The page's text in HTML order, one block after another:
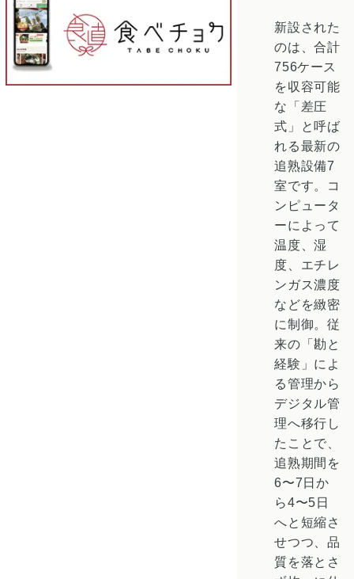
新設された
のは、合計
756ケース
を収容可能
な「差圧
式」と呼ば
れる最新の
追熟設備7
室です。コ
ンピュータ
ーによって
温度、湿
度、エチレ
ンガス濃度
などを緻密
に制御。従
来の「勘と
経験」によ
る管理から
デジタル管
理へ移行し
たことで、
追熟期間を
6〜7日か
ら4〜5日
へと短縮さ
せつつ、品
質を落とさ